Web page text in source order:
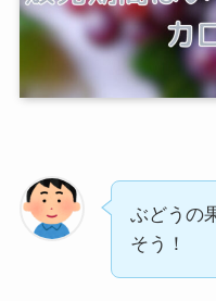
ぶどうの
そう！